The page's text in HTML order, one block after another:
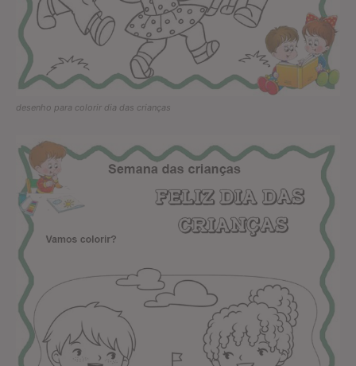
desenho para colorir dia das crianças